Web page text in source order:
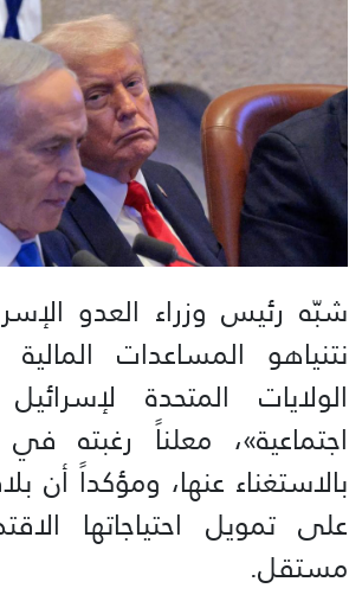
شبّه رئيس وزراء العدو
نتنياهو المساعدات
الولايات المتحدة
اجتماعية»، معلناً رغبته في
بالاستغناء عنها، ومؤكداً أن
على تمويل احتياجاتها
مستقل.